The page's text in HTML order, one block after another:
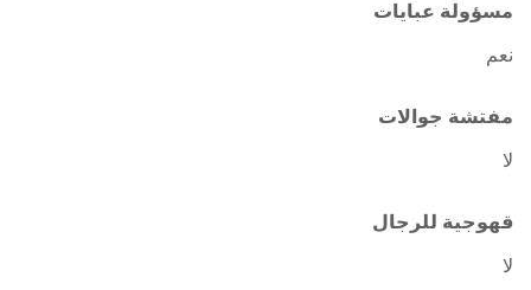
مسؤولة عبايات
نعم
مفتشة جوالات
لا
قهوجية للرجال
لا